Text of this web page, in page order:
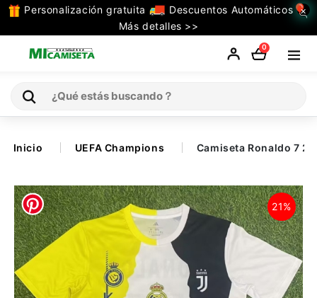
Personalización gratuita
Descuentos Automáticos
Más detalles >>
×
0
TODAS
LAS
CATEGORIAS
Retro
La Liga
Ligue 1
Inicio UEFA Champions Camiseta Ronaldo 7
21%